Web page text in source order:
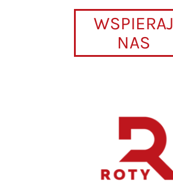
WSPIERAJ
NAS